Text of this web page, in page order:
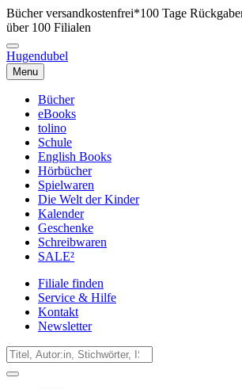
Bücher versandkostenfrei*100 Tage
über 100 Filialen
Hugendubel
Menu
Bücher
eBooks
tolino
Schule
English Books
Hörbücher
Spielwaren
Die Welt der Kinder
Kalender
Geschenke
Schreibwaren
SALE²
Filiale finden
Service & Hilfe
Kontakt
Newsletter